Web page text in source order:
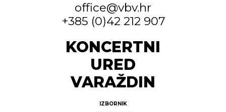
office@vbv.hr
+385 (0)42 212 907
KONCERTNI
URED
VARAŽDIN
IZBORNIK